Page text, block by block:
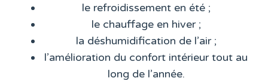
le refroidissement en été ;
le chauffage en hiver ;
la déshumidification de l’air ;
l’amélioration du confort intérieur tout au
long de l’année.